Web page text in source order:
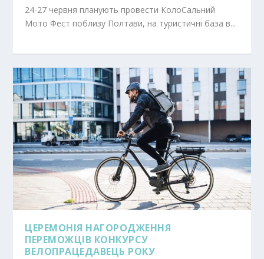
24-27 червня планують провести КолоСальний
Мото Фест поблизу Полтави, на туристичні база в...
ЦЕРЕМОНІЯ НАГОРОДЖЕННЯ
ПЕРЕМОЖЦІВ КОНКУРСУ
ВЕЛОПРАЦЕДАВЕЦЬ РОКУ